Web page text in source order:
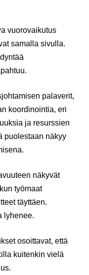
vuorovaikutus
samalla sivulla.
palaverit,
koordinointia, eri
ja resurssien
puolestaan näkyy
näkyvät
työmaat
täyttäen.
lyhenee.
osoittavat, että
kuitenkin vielä